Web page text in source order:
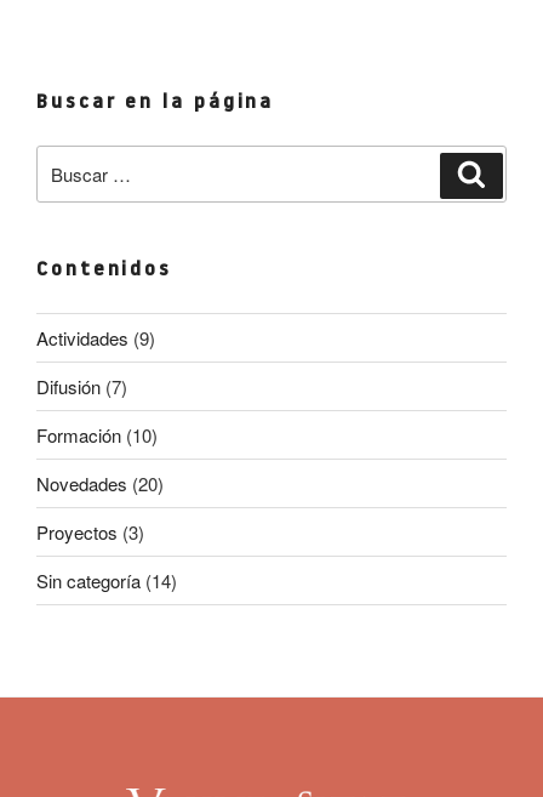
Buscar en la página
por:
Contenidos
Actividades (9)
Difusión (7)
Formación (10)
Novedades (20)
Proyectos (3)
Sin categoría (14)